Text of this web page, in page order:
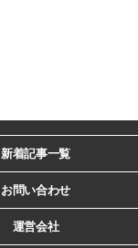
新着記事一覧
お問い合わせ
運営会社